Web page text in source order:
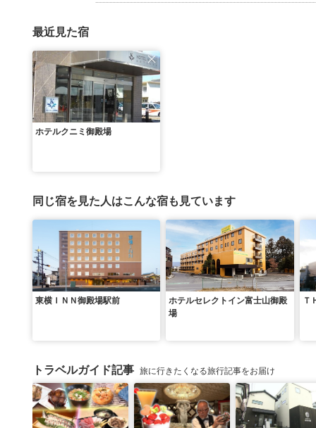
最近見た宿
ホテルクニミ御殿場
同じ宿を見た人はこんな宿も見ています
東横ＩＮＮ御殿場駅前
ホテルセレクトイン富士山御殿
場
Ｔ
トラベルガイド記事 旅に行きたくなる旅行記事をお届け